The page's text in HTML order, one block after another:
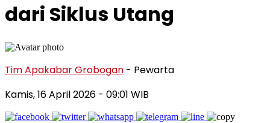
dari Siklus Utang
Tim Apakabar Grobogan - Pewarta
Kamis, 16 April 2026 - 09:01 WIB